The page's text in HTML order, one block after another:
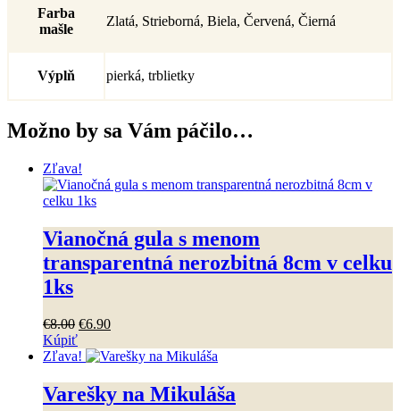
Farba
mašle
Zlatá, Strieborná, Biela, Červená, Čierná
Výplň pierká, trblietky
Možno by sa Vám páčilo…
Zľava!
Vianočná gula s menom
transparentná nerozbitná 8cm v celku
1ks
€8.00 Pôvodná
bola:
€6.90Aktuálna
je:
Kúpiť
Tento
má
viacero
Zľava!
Varešky na Mikuláša